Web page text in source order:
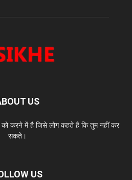
US
करने में है जिसे लोग कहते है कि तुम नहीं कर
सकते।
US